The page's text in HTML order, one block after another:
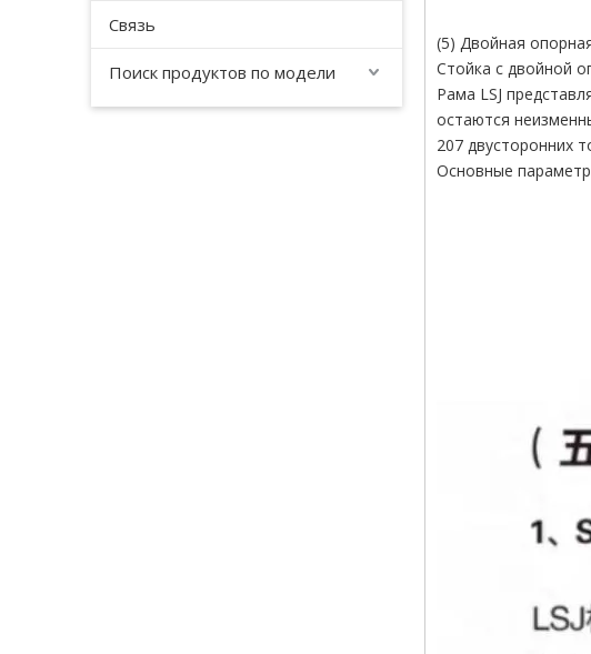
Связь
Поиск продуктов по модели
(5) Двойная
Стойка с двойной
Рама LSJ
остаются
207 двусторонних
Основные